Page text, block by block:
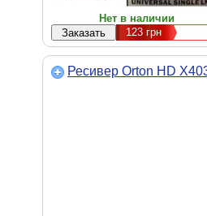
Нет в наличии
123грн
Ресивер Orton HD